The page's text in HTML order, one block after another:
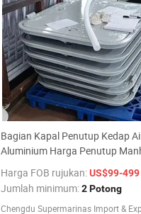
Bagian Kapal Penutup Kedap
Aluminium Harga Penutup
Harga FOB rujukan:US$99-499
Jumlah minimum:2 Potong